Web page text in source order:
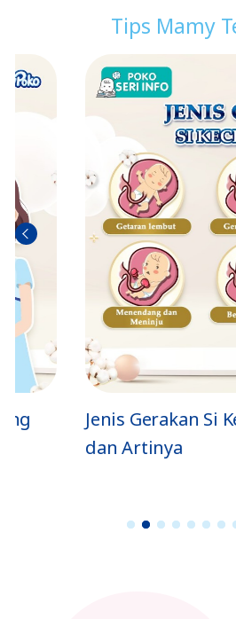
Tips Mamy
Jenis Gerakan Si Kecil
dan Artinya
Sebel
umn
ya
1 2 3 4 5 6 7